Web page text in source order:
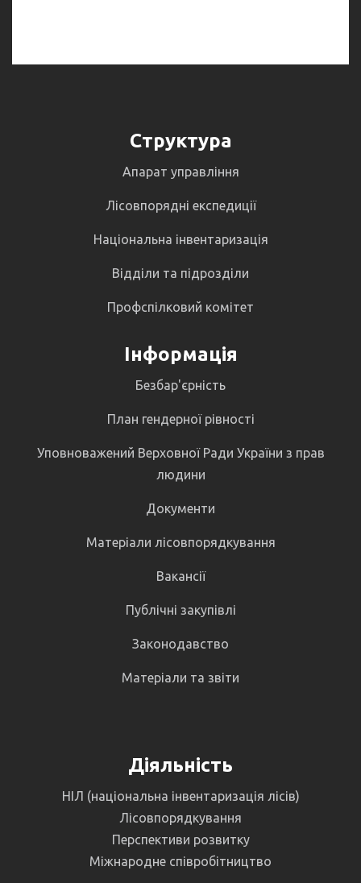
Структура
Апарат управління
Лісовпорядні експедиції
Національна інвентаризація
Відділи та підрозділи
Профспілковий комітет
Інформація
Безбар'єрність
План гендерної рівності
Уповноважений Верховної Ради України з прав
людини
Документи
Матеріали лісовпорядкування
Вакансії
Публічні закупівлі
Законодавство
Матеріали та звіти
Діяльність
НІЛ (національна інвентаризація лісів)
Лісовпорядкування
Перспективи розвитку
Міжнародне співробітництво